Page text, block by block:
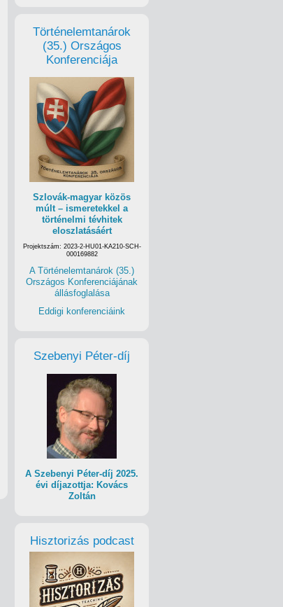
Történelemtanárok
(35.) Országos
Konferenciája
Szlovák-magyar közös
múlt – ismeretekkel a
történelmi tévhitek
eloszlatásáért
Projektszám: 2023-2-HU01-KA210-SCH-
000169882
A Történelemtanárok (35.)
Országos Konferenciájának
állásfoglalása
Eddigi konferenciáink
Szebenyi Péter-díj
A Szebenyi Péter-díj 2025.
évi díjazottja: Kovács
Zoltán
Hisztorizás podcast